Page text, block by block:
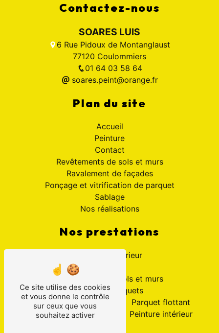
Contactez-nous
SOARES LUIS
6 Rue Pidoux de Montanglaust
77120 Coulommiers
01 64 03 58 64
soares.peint@orange.fr
Plan du site
Accueil
Peinture
Contact
Revêtements de sols et murs
Ravalement de façades
Ponçage et vitrification de parquet
Sablage
Nos réalisations
Nos prestations
Peinture extérieur
Revêtements de sols et murs
Ponçage parquets
Ravalement en peinture
Sablage
Parquet flottant
Peinture intérieur
Ce site utilise des cookies
et vous donne le contrôle
sur ceux que vous
souhaitez activer